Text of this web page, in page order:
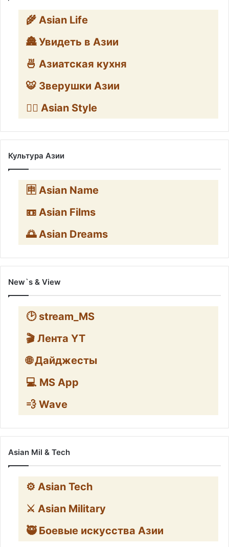
🌾 Asian Life
🏯 Увидеть в Азии
🍜 Азиатская кухня
🐯 Зверушки Азии
🧛‍♂️ Asian Style
Культура Азии
🈸 Asian Name
📼 Asian Films
🌅 Asian Dreams
New`s & View
🕑 stream_MS
🎬 Лента YT
🌐 Дайджесты
💻 MS App
💨 Wave
Asian Mil & Tech
⚙️ Asian Tech
⚔️ Asian Military
🥷 Боевые искусства Азии